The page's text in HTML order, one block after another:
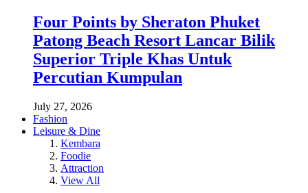
Four Points by Sheraton Phuket
Patong Beach Resort Lancar Bilik
Superior Triple Khas Untuk
Percutian Kumpulan
July 27, 2026
Fashion
Leisure & Dine
Kembara
Foodie
Attraction
View All